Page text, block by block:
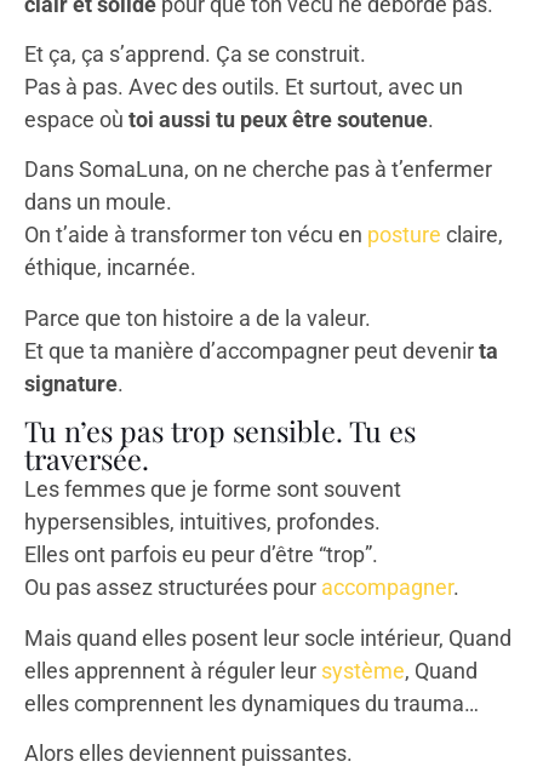
Et ça, ça s’apprend. Ça se construit.
Pas à pas. Avec des outils. Et surtout, avec un
espace où toi aussi tu peux être soutenue.
Dans SomaLuna, on ne cherche pas à t’enfermer
dans un moule.
On t’aide à transformer ton vécu en posture claire,
éthique, incarnée.
Parce que ton histoire a de la valeur.
Et que ta manière d’accompagner peut devenirta
signature.
Tu n’es pas trop sensible. Tu es
traversée.
Les femmes que je forme sont souvent
hypersensibles, intuitives, profondes.
Elles ont parfois eu peur d’être “trop”.
Ou pas assez structurées pour accompagner.
Mais quand elles posent leur socle intérieur, Quand
elles apprennent à réguler leur système, Quand
elles comprennent les dynamiques du trauma…
Alors elles deviennent puissantes.